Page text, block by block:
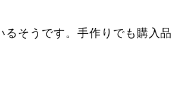
そうです。手作りでも購入品